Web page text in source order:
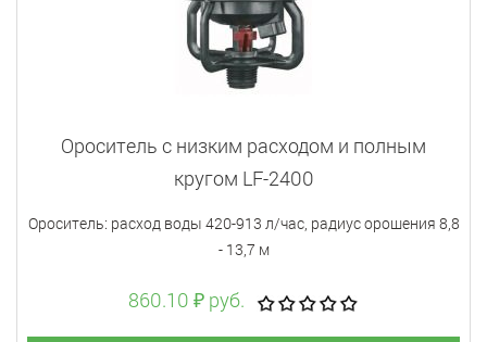
Ороситель с низким расходом и полным
кругом LF-2400
Ороситель: расход воды 420-913 л/час, радиус орошения 8,8
- 13,7 м
860.10 ₽ руб.